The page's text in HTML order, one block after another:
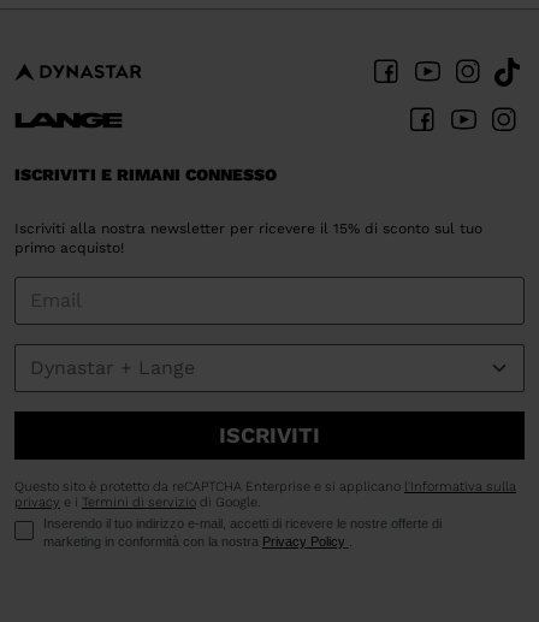
ISCRIVITI E RIMANI CONNESSO
Iscriviti alla nostra newsletter per ricevere il 15% di sconto sul tuo
primo acquisto!
ISCRIVITI
Questo sito è protetto da reCAPTCHA Enterprise e si applicano l'Informativa sulla
privacy e i Termini di servizio di Google.
Inserendo il tuo indirizzo e-mail, accetti di ricevere le nostre offerte di
marketing in conformità con la nostra Privacy Policy